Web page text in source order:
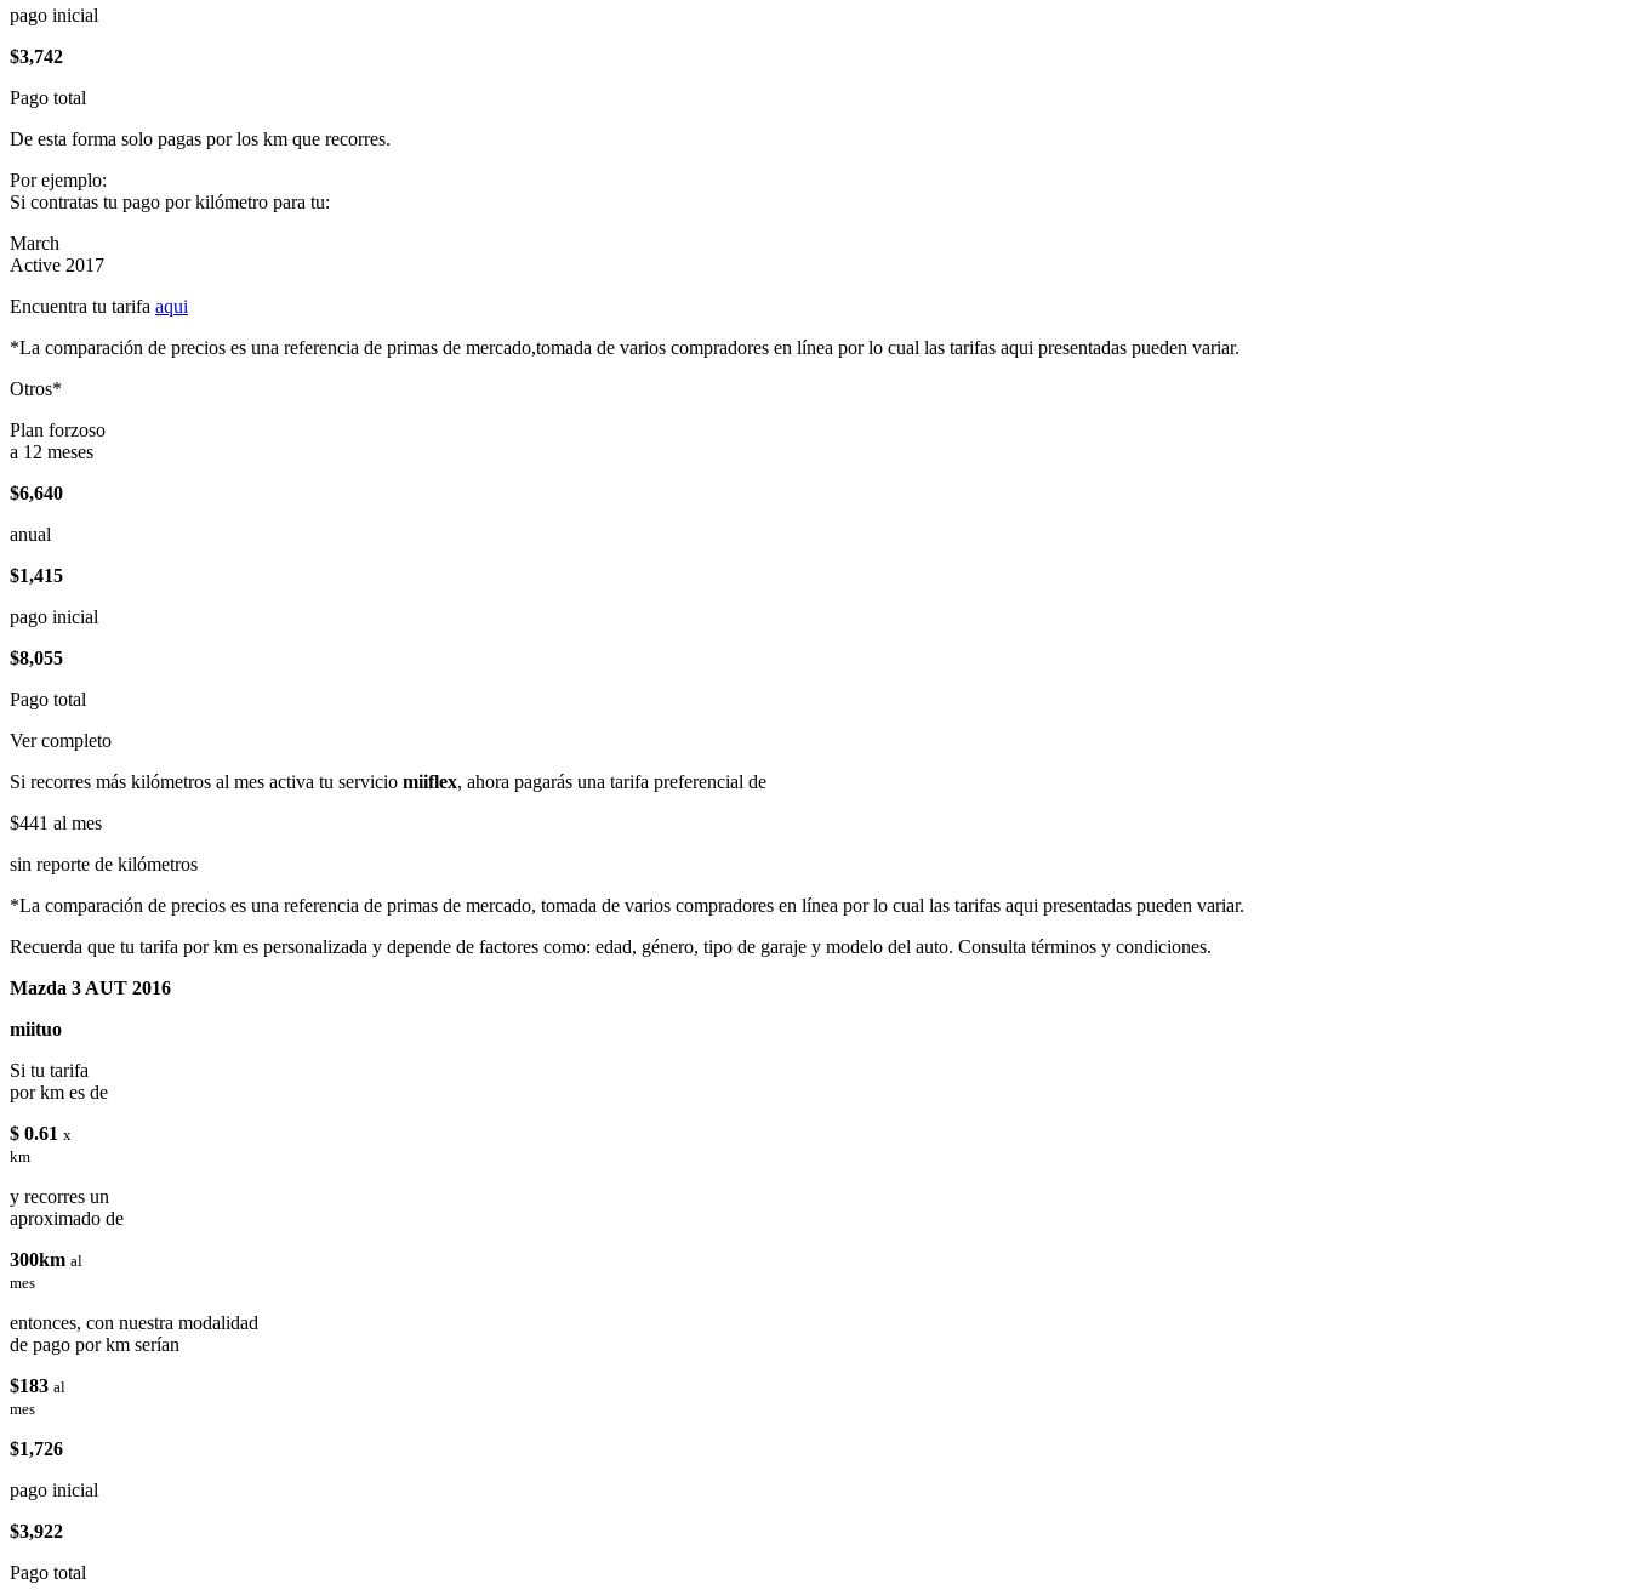
pago inicial
$3,742
Pago total
De esta forma solo pagas por los km que recorres.
Por ejemplo:
Si contratas tu pago por kilómetro para tu:
March
Active 2017
Encuentra tu tarifa aqui
*La comparación de precios es una referencia de primas de mercado,tomada de varios compradores en línea por lo cual las tarifas aqui presentadas pueden variar.
Otros*
Plan forzoso
a 12 meses
$6,640
anual
$1,415
pago inicial
$8,055
Pago total
Ver completo
Si recorres más kilómetros al mes activa tu servicio miiflex, ahora pagarás una tarifa preferencial de
$441 al mes
sin reporte de kilómetros
*La comparación de precios es una referencia de primas de mercado, tomada de varios compradores en línea por lo cual las tarifas aqui presentadas pueden variar.
Recuerda que tu tarifa por km es personalizada y depende de factores como: edad, género, tipo de garaje y modelo del auto. Consulta términos y condiciones.
Mazda 3 AUT 2016
miituo
Si tu tarifa
por km es de
$ 0.61 x
km
y recorres un
aproximado de
300km al
mes
entonces, con nuestra modalidad
de pago por km serían
$183 al
mes
$1,726
pago inicial
$3,922
Pago total